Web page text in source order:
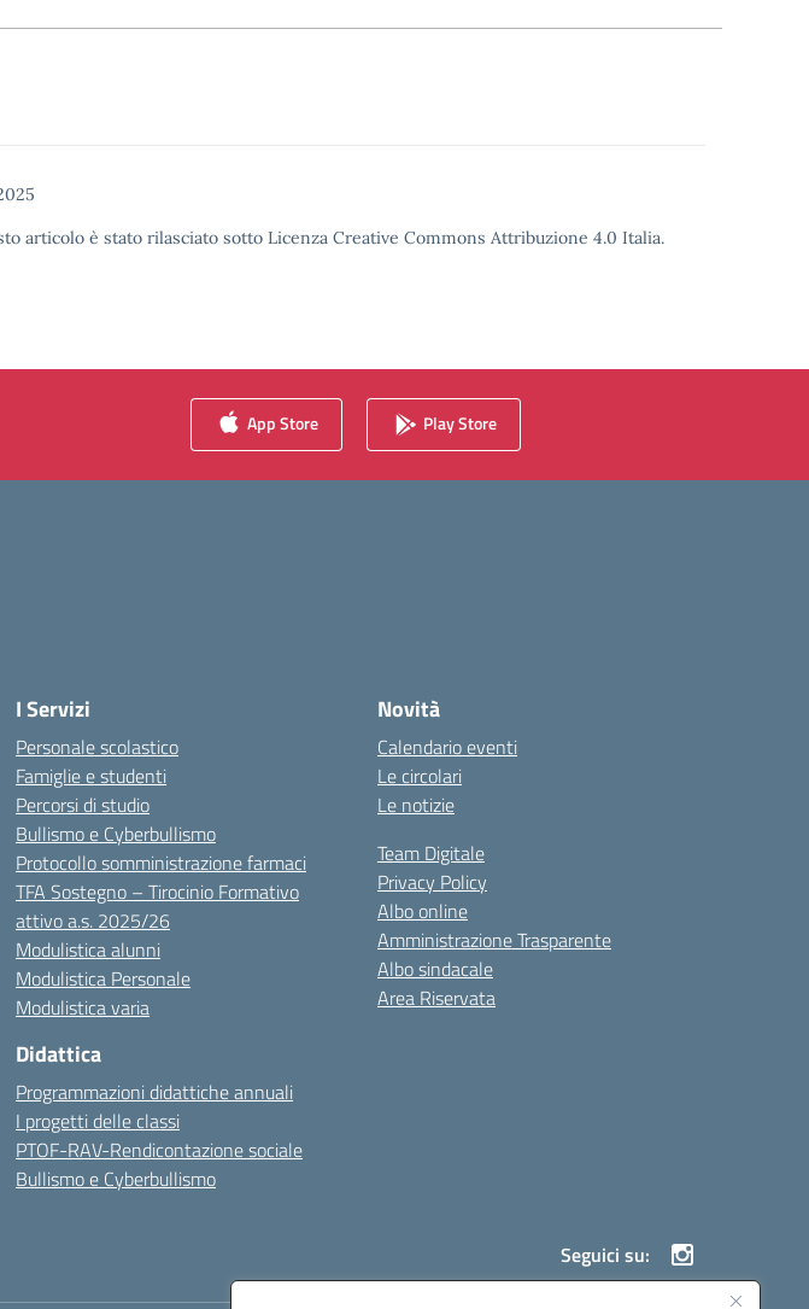
articolo è stato rilasciato sotto Licenza Creative Commons Attribuzione 4.0 Italia.
App Store Play Store
I Servizi
Personale scolastico
Famiglie e studenti
Percorsi di studio
Bullismo e Cyberbullismo
Protocollo somministrazione farmaci
TFA Sostegno – Tirocinio Formativo
attivo a.s. 2025/26
Modulistica alunni
Modulistica Personale
Modulistica varia
Didattica
Programmazioni didattiche annuali
I progetti delle classi
PTOF-RAV-Rendicontazione sociale
Bullismo e Cyberbullismo
Novità
Calendario eventi
Le circolari
Le notizie
Team Digitale
Privacy Policy
Albo online
Amministrazione Trasparente
Albo sindacale
Area Riservata
Seguici su: